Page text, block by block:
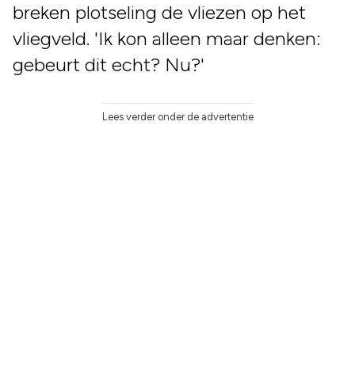
breken plotseling de vliezen op het
vliegveld. 'Ik kon alleen maar denken:
gebeurt dit echt? Nu?'
Lees verder onder de advertentie